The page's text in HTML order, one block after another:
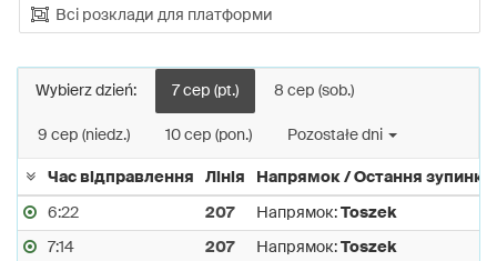
Всі розклади для платформи
Wybierz dzień: 7 сер (pt.) 8 сер (sob.)
9 сер (niedz.) 10 сер (pon.) Pozostałe dni
Час відправлення Лінія Напрямок / Остання зупинка
6:22 207 Напрямок: Toszek
7:14 207 Напрямок: Toszek